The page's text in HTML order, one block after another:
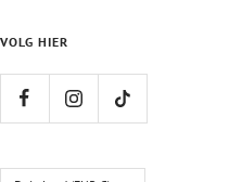
VOLG HIER